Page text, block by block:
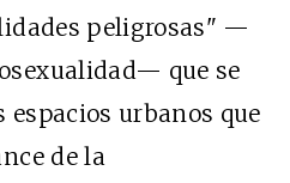
peligrosas" —
que se
urbanos que
de la